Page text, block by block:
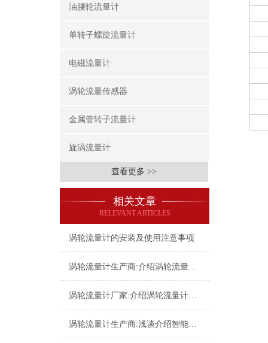
油腰轮流量计
单转子螺旋流量计
电磁流量计
涡轮流量传感器
金属管转子流量计
旋涡流量计
查看更多 >>
相关文章
RELEVANT ARTICLES
涡轮流量计的安装及使用注意事项
涡轮流量计生产商:介绍涡轮流量计的基本型号
涡轮流量计厂家:介绍涡轮流量计组成部分
涡轮流量计生产商:浅谈介绍智能涡轮流量计